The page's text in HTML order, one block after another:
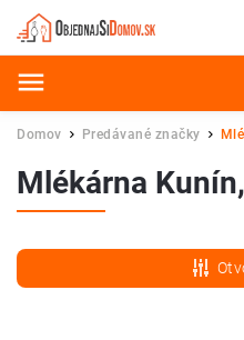
Domov / Predávané značky /
Mlékárna